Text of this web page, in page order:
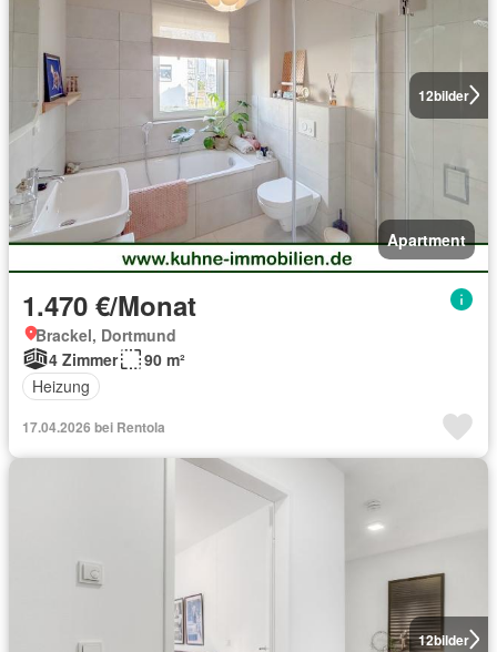
12bilder
Apartment
1.470 €/Monat
Brackel, Dortmund
4 Zimmer
90 m²
Heizung
17.04.2026 bei Rentola
12bilder